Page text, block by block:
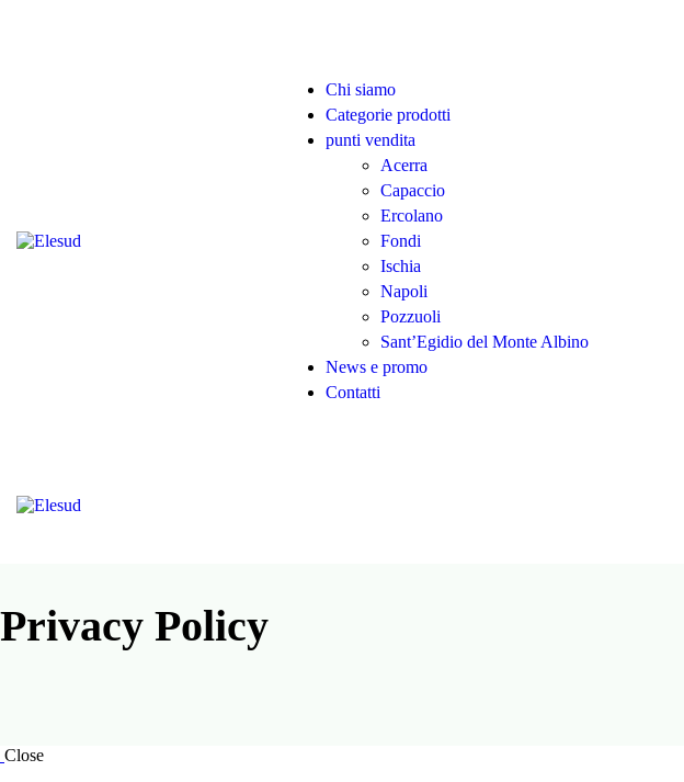
Chi siamo
Categorie prodotti
punti vendita
Acerra
Capaccio
Ercolano
Fondi
Ischia
Napoli
Pozzuoli
Sant’Egidio del Monte Albino
News e promo
Contatti
Privacy Policy
Close